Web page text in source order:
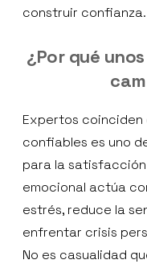
construir confianza.
¿Por qué
Expertos
confiables es uno
para la
emocional actúa
estrés, reduce la
enfrentar crisis
No es casualidad